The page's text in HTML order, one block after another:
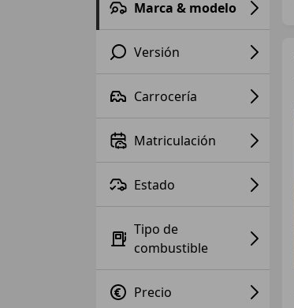
Marca & modelo
Versión
Carrocería
Matriculación
Estado
Tipo de
combustible
Precio